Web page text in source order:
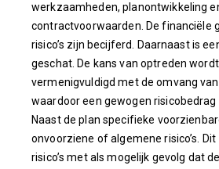
werkzaamheden, planontwikkeling
contractvoorwaarden. De financiële
risico’s zijn becijferd. Daarnaast is
geschat. De kans van optreden
vermenigvuldigd met de omvang
waardoor een gewogen
Naast de plan specifieke
onvoorziene of algemene risico’s.
risico’s met als mogelijk gevolg dat